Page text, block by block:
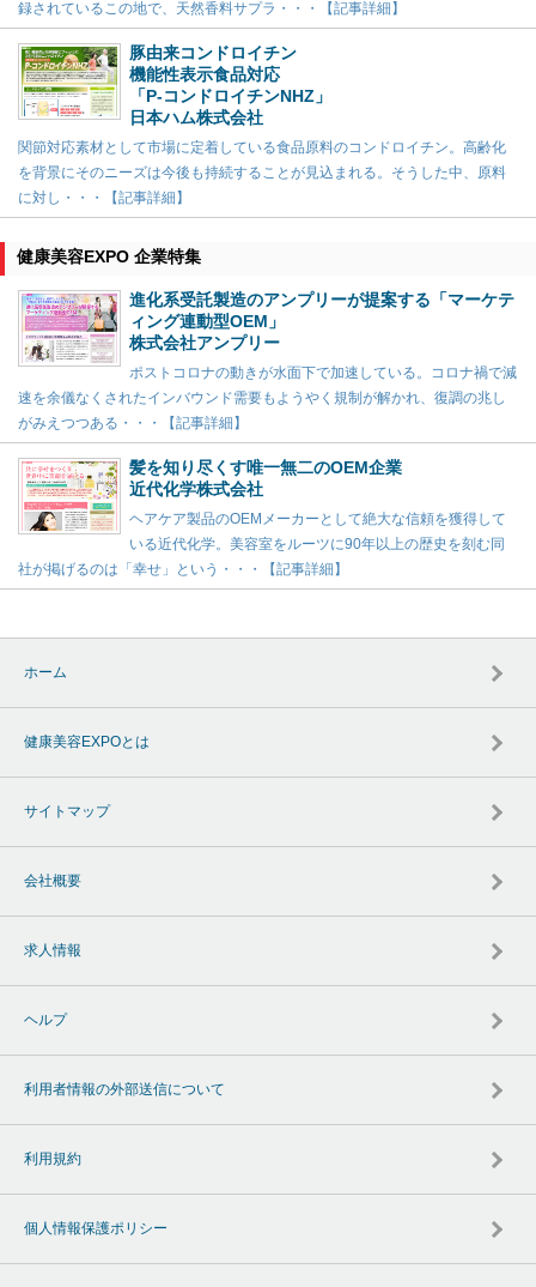
録されているこの地で、天然香料サプラ・・・【記事詳細】
豚由来コンドロイチン
機能性表示食品対応
「P-コンドロイチンNHZ」
日本ハム株式会社
関節対応素材として市場に定着している食品原料のコンドロイチン。高齢化
を背景にそのニーズは今後も持続することが見込まれる。そうした中、原料
に対し・・・【記事詳細】
健康美容EXPO 企業特集
進化系受託製造のアンプリーが提案する「マーケテ
ィング連動型OEM」
株式会社アンプリー
ポストコロナの動きが水面下で加速している。コロナ禍で減
速を余儀なくされたインバウンド需要もようやく規制が解かれ、復調の兆し
がみえつつある・・・【記事詳細】
髪を知り尽くす唯一無二のOEM企業
近代化学株式会社
ヘアケア製品のOEMメーカーとして絶大な信頼を獲得して
いる近代化学。美容室をルーツに90年以上の歴史を刻む同
社が掲げるのは「幸せ」という・・・【記事詳細】
ホーム
健康美容EXPOとは
サイトマップ
会社概要
求人情報
ヘルプ
利用者情報の外部送信について
利用規約
個人情報保護ポリシー